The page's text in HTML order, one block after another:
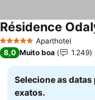
5 Estrelas Aparthotel
Résidence
8,0 Muito boa 1.249
Selecione as
exatos.